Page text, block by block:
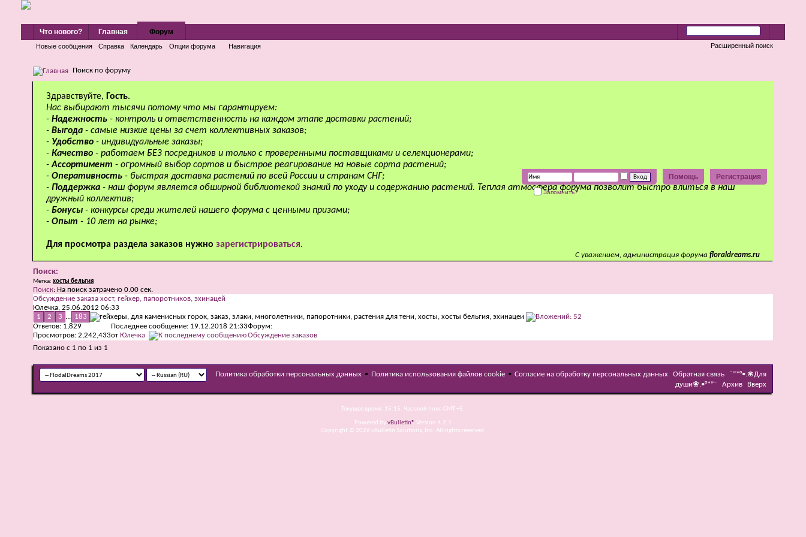
Регистрация
Помощь
Запомнить?
Что нового? Главная Форум
Новые сообщения Справка Календарь Опции форума Навигация Расширенный поиск
Поиск по форуму
Здравствуйте, Гость.
Нас выбирают тысячи потому что мы гарантируем:
- Надежность - контроль и ответственность на каждом этапе доставки растений;
- Выгода - самые низкие цены за счет коллективных заказов;
- Удобство - индивидуальные заказы;
- Качество - работаем БЕЗ посредников и только с проверенными поставщиками и селекционерами;
-Ассортимент - огромный выбор сортов и быстрое реагирование на новые сорта растений;
- Оперативность - быстрая доставка растений по всей России и странам СНГ;
- Поддержка - наш форум является обширной библиотекой знаний по уходу и содержанию растений. Теплая атмосфера форума позволит быстро влиться в наш
дружный коллектив;
- Бонусы - конкурсы среди жителей нашего форума с ценными призами;
- Опыт - 10 лет на рынке;
Для просмотра раздела заказов нужно зарегистрироваться.
С уважением, администрация форума floraldreams.ru
Поиск:
Метка: хосты бельгия
Поиск: На поиск затрачено 0.00 сек.
Обсуждение заказа хост, гейхер, папоротников, эхинацей
Юлечка, 25.06.2012 06:33
1
2 3 ... 183
Ответов: 1,829
Просмотров: 2,242,433
Последнее сообщение: 19.12.2018 21:33
от Юлечка
Форум:
Обсуждение заказов
Показано с 1 по 1 из 1
Политика обработки персональных данных • Политика использования файлов cookie • Согласие на обработку персональных данных Обратная связь
˜”*°•.❀Для
души❀.•°*”˜
Архив Вверх
Текущее время: 15:15. Часовой пояс GMT +5.
Powered byvBulletin® Version 4.2.1
Copyright © 2026 vBulletin Solutions, Inc. All rights reserved.